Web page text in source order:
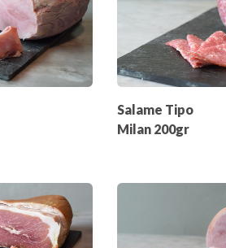
Salame Tipo
Milan 200gr